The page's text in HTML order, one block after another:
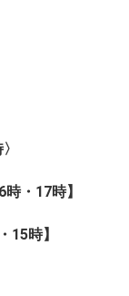
・17時】
15時】